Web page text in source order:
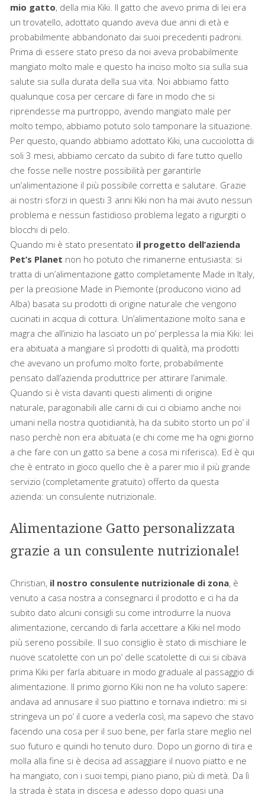
mio gatto, della mia Kiki. Il gatto che avevo prima di lei era
un trovatello, adottato quando aveva due anni di età e
probabilmente abbandonato dai suoi precedenti padroni.
Prima di essere stato preso da noi aveva probabilmente
mangiato molto male e questo ha inciso molto sia sulla sua
salute sia sulla durata della sua vita. Noi abbiamo fatto
qualunque cosa per cercare di fare in modo che si
riprendesse ma purtroppo, avendo mangiato male per
molto tempo, abbiamo potuto solo tamponare la situazione.
Per questo, quando abbiamo adottato Kiki, una cucciolotta di
soli 3 mesi, abbiamo cercato da subito di fare tutto quello
che fosse nelle nostre possibilità per garantirle
un’alimentazione il più possibile corretta e salutare. Grazie
ai nostri sforzi in questi 3 anni Kiki non ha mai avuto nessun
problema e nessun fastidioso problema legato a rigurgiti o
blocchi di pelo.
Quando mi è stato presentato il progetto dell’azienda
Pet’s Planet non ho potuto che rimanerne entusiasta: si
tratta di un’alimentazione gatto completamente Made in Italy,
per la precisione Made in Piemonte (producono vicino ad
Alba) basata su prodotti di origine naturale che vengono
cucinati in acqua di cottura. Un’alimentazione molto sana e
magra che all’inizio ha lasciato un po’ perplessa la mia Kiki: lei
era abituata a mangiare sì prodotti di qualità, ma prodotti
che avevano un profumo molto forte, probabilmente
pensato dall’azienda produttrice per attirare l’animale.
Quando si è vista davanti questi alimenti di origine
naturale, paragonabili alle carni di cui ci cibiamo anche noi
umani nella nostra quotidianità, ha da subito storto un po’ il
naso perchè non era abituata (e chi come me ha ogni giorno
a che fare con un gatto sa bene a cosa mi riferisca). Ed è qui
che è entrato in gioco quello che è a parer mio il più grande
servizio (completamente gratuito) offerto da questa
azienda: un consulente nutrizionale.
Alimentazione Gatto personalizzata
grazie a un consulente nutrizionale!
Christian, il nostro consulente nutrizionale di zona, è
venuto a casa nostra a consegnarci il prodotto e ci ha da
subito dato alcuni consigli su come introdurre la nuova
alimentazione, cercando di farla accettare a Kiki nel modo
più sereno possibile. Il suo consiglio è stato di mischiare le
nuove scatolette con un po’ delle scatolette di cui si cibava
prima Kiki per farla abituare in modo graduale al passaggio di
alimentazione. Il primo giorno Kiki non ne ha voluto sapere:
andava ad annusare il suo piattino e tornava indietro: mi si
stringeva un po’ il cuore a vederla così, ma sapevo che stavo
facendo una cosa per il suo bene, per farla stare meglio nel
suo futuro e quindi ho tenuto duro. Dopo un giorno di tira e
molla alla fine si è decisa ad assaggiare il nuovo piatto e ne
ha mangiato, con i suoi tempi, piano piano, più di metà. Da lì
la strada è stata in discesa e adesso dopo quasi una